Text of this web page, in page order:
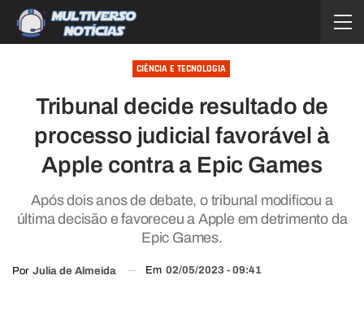
CIÊNCIA E TECNOLOGIA
Tribunal decide resultado de
processo judicial favorável à
Apple contra a Epic Games
Após dois anos de debate, o tribunal modificou a
última decisão e favoreceu a Apple em detrimento da
Epic Games.
Por Julia de Almeida Em 02/05/2023 - 09:41